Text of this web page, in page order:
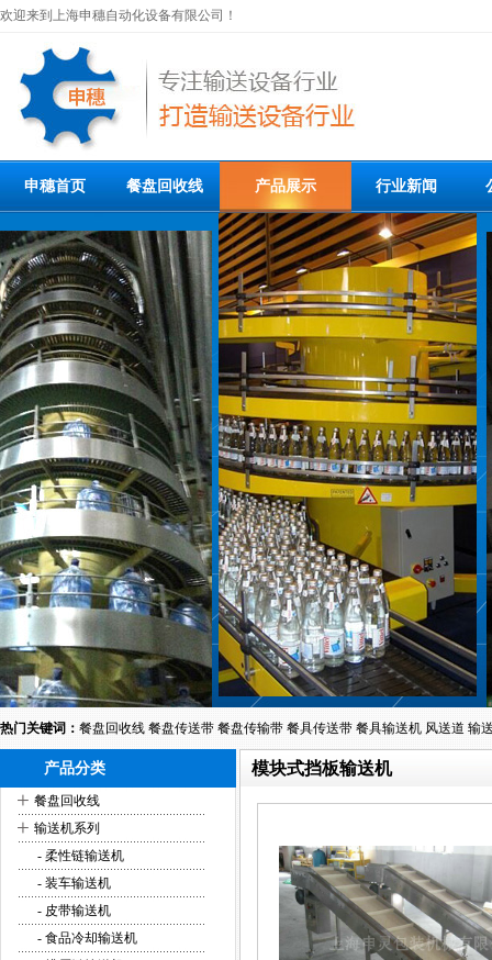
欢迎来到上海申穗自动化设备有限公司！
申穗首页 餐盘回收线 产品展示 行业新闻
热门关键词： 餐盘回收线 餐盘传送带 餐盘传输带 餐具传送带 餐具输送机 风送道 输
产品分类
+ 餐盘回收线
+ 输送机系列
- 柔性链输送机
- 装车输送机
- 皮带输送机
- 食品冷却输送机
模块式挡板输送机